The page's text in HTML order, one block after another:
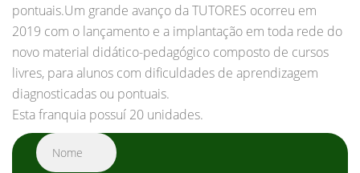
pontuais.Um grande avanço da TUTORES ocorreu em
2019 com o lançamento e a implantação em toda rede do
novo material didático-pedagógico composto de cursos
livres, para alunos com dificuldades de aprendizagem
diagnosticadas ou pontuais.
Esta franquia possuí 20 unidades.